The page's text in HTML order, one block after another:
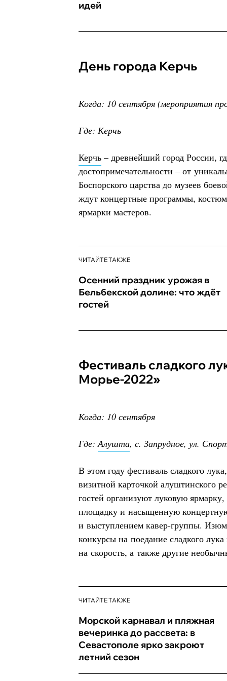
идей
День города Керчь
Когда: 10 сентября (мероприятия
Где: Керчь
Керчь – древнейший город России,
достопримечательности – от
Боспорского царства до музеев
ждут концертные программы,
ярмарки мастеров.
ЧИТАЙТЕ ТАКЖЕ
Осенний праздник урожая в
Бельбекской долине: что ждёт
гостей
Фестиваль сладкого лука «Луко-
Морье-2022»
Когда: 10 сентября
Где:Алушта, с. Запрудное, ул.
В этом году фестиваль сладкого
визитной карточкой алуштинского
гостей организуют луковую
площадку и насыщенную
и выступлением кавер-группы.
конкурсы на поедание сладкого
на скорость, а также другие
ЧИТАЙТЕ ТАКЖЕ
Морской карнавал и пляжная
вечеринка до рассвета: в
Севастополе ярко закроют
летний сезон